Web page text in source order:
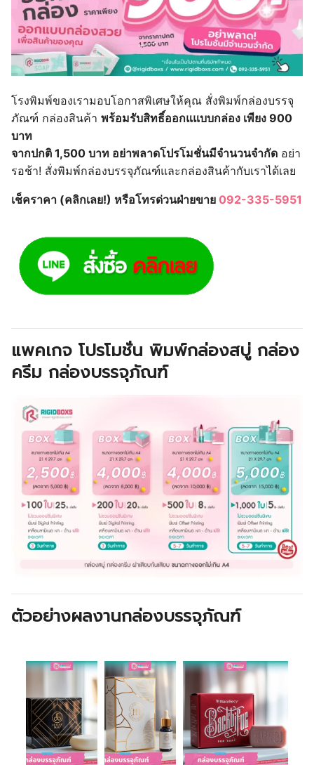
โรงพิมพ์ของเรามอบโอกาสพิเศษให้คุณ สั่งพิมพ์กล่องบรรจุ
ภัณฑ์ กล่องสินค้า พร้อมรับสิทธิ์ออกแแบบกล่อง เพียง 900
บาท
จากปกติ 1,500 บาท อย่าพลาดโปรโมชั่นมีจำนวนจำกัด อย่า
รอช้า! สั่งพิมพ์กล่องบรรจุภัณฑ์และกล่องสินค้ากับเราได้เลย
เช็คราคา (คลิกเลย!) หรือโทรด่วนฝ่ายขาย 092-335-5951
แพคเกจ โปรโมชั่น พิมพ์กล่องสบู่ กล่อง
ครีม กล่องบรรจุภัณฑ์
ตัวอย่างผลงานกล่องบรรจุภัณฑ์